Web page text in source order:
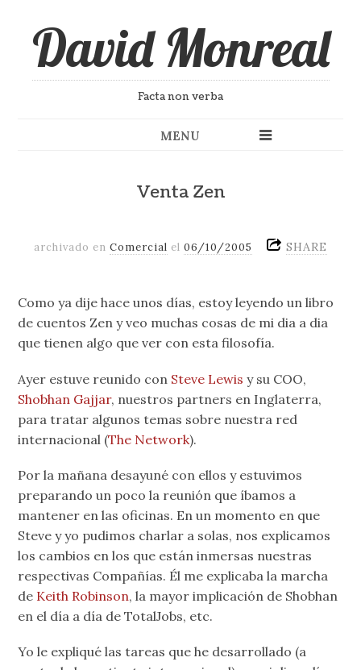
David Monreal
Facta non verba
MENU
Venta Zen
archivado en Comercial el 06/10/2005 SHARE
Como ya dije hace unos días, estoy leyendo un libro
de cuentos Zen y veo muchas cosas de mi dia a dia
que tienen algo que ver con esta filosofía.
Ayer estuve reunido con Steve Lewis y su COO,
Shobhan Gajjar, nuestros partners en Inglaterra,
para tratar algunos temas sobre nuestra red
internacional (The Network).
Por la mañana desayuné con ellos y estuvimos
preparando un poco la reunión que íbamos a
mantener en las oficinas. En un momento en que
Steve y yo pudimos charlar a solas, nos explicamos
los cambios en los que están inmersas nuestras
respectivas Compañías. Él me explicaba la marcha
de Keith Robinson, la mayor implicación de Shobhan
en el día a día de TotalJobs, etc.
Yo le expliqué las tareas que he desarrollado (a